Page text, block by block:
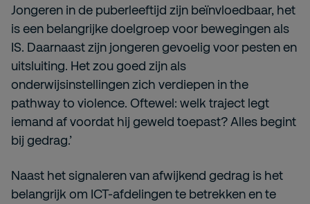
Jongeren in de puberleeftijd zijn beïnvloedbaar, het
is een belangrijke doelgroep voor bewegingen als
IS. Daarnaast zijn jongeren gevoelig voor pesten en
uitsluiting. Het zou goed zijn als
onderwijsinstellingen zich verdiepen in the
pathway to violence. Oftewel: welk traject legt
iemand af voordat hij geweld toepast? Alles begint
bij gedrag.’
Naast het signaleren van afwijkend gedrag is het
belangrijk om ICT-afdelingen te betrekken en te